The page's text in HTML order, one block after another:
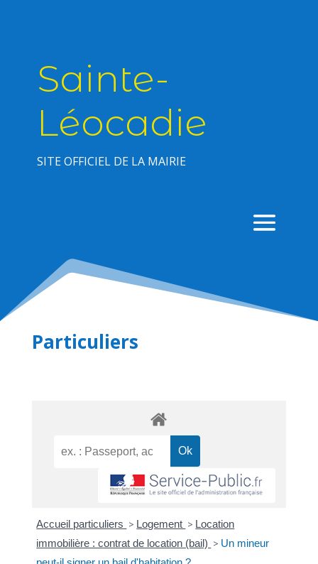
Sainte-
Léocadie
SITE OFFICIEL DE LA MAIRIE
Particuliers
Accueil particuliers > Logement > Location
immobilière : contrat de location (bail) > Un mineur